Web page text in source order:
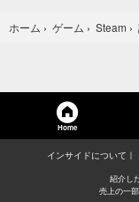
ホーム › ゲーム › Steam ›
Home
インサイドについて
紹介し
売上の一